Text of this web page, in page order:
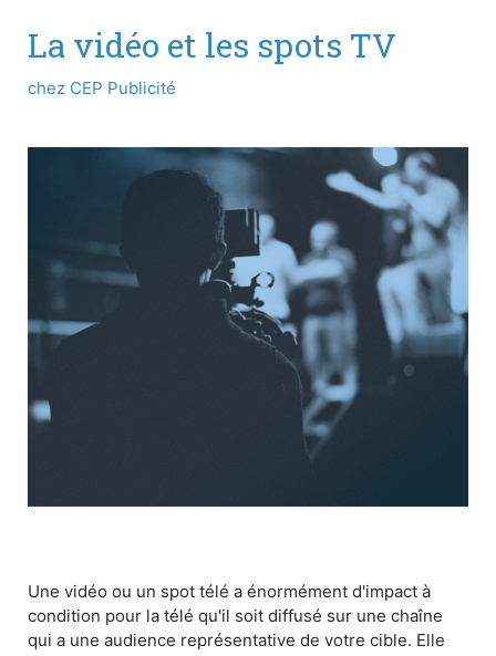
La vidéo et les spots TV
chez CEP Publicité
Une vidéo ou un spot télé a énormément d'impact à
condition pour la télé qu'il soit diffusé sur une chaîne
qui a une audience représentative de votre cible. Elle